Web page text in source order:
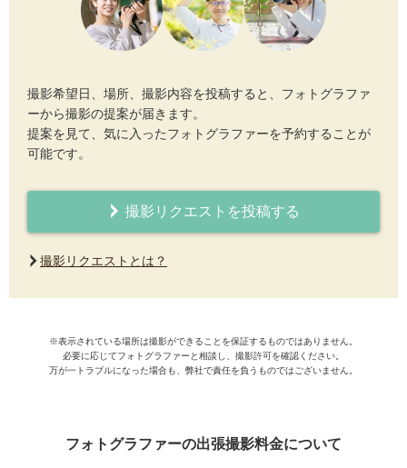
撮影希望日、場所、撮影内容を投稿すると、フォトグラファ
ーから撮影の提案が届きます。
提案を見て、気に入ったフォトグラファーを予約することが
可能です。
撮影リクエストを投稿する
撮影リクエストとは？
※表示されている場所は撮影ができることを保証するものではありません。
必要に応じてフォトグラファーと相談し、撮影許可を確認ください。
万が一トラブルになった場合も、弊社で責任を負うものではございません。
フォトグラファーの出張撮影料金について